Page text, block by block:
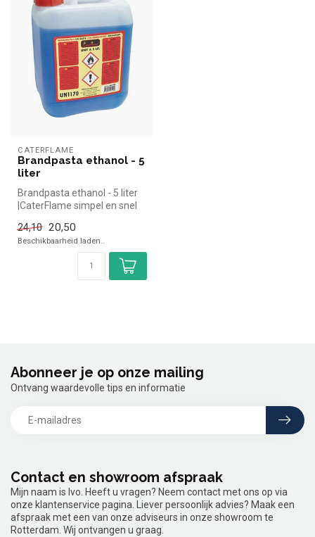
CATERFLAME
Brandpasta ethanol - 5
liter
Brandpasta ethanol - 5 liter
|CaterFlame simpel en snel
24,10 20,50
Beschikbaarheid laden..
Contact en showroom afspraak
Mijn naam is Ivo. Heeft u vragen? Neem contact met ons op via
onze klantenservice pagina. Liever persoonlijk advies? Maak een
afspraak met een van onze adviseurs in onze showroom te
Rotterdam. Wij ontvangen u graag.
Abonneer je op onze mailing
Ontvang waardevolle tips en informatie